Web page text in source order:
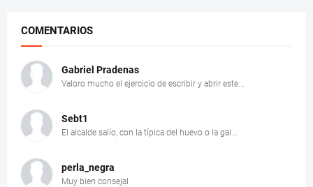
COMENTARIOS
Gabriel Pradenas
Valoro mucho el ejercicio de escribir y abrir este...
Sebt1
El alcalde salío, con la típica del huevo o la gal...
perla_negra
Muy bien consejal